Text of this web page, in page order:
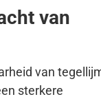
van
van
sterkere